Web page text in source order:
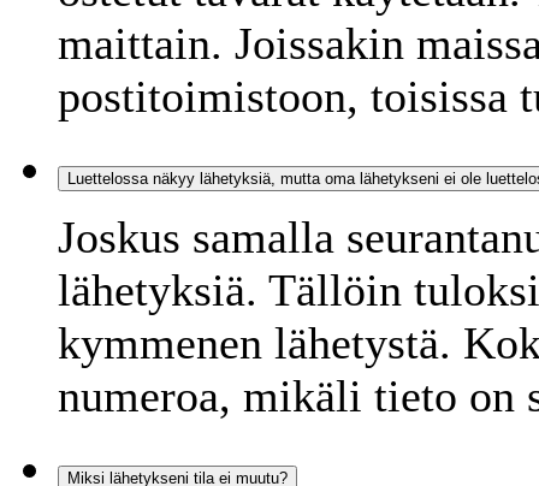
maittain. Joissakin
postitoimistoon, toisissa
Luettelossa näkyy lähetyksiä, mutta oma lähetykseni ei ole
Joskus samalla
lähetyksiä. Tällöin
kymmenen lähetystä.
numeroa, mikäli tieto on
Miksi lähetykseni tila ei muutu?